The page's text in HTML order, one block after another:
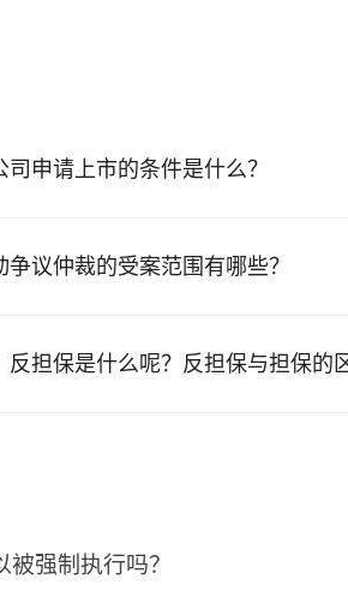
申请上市的条件是什么？
议仲裁的受案范围有哪些？
担保是什么呢？反担保与担保的
强制执行吗？